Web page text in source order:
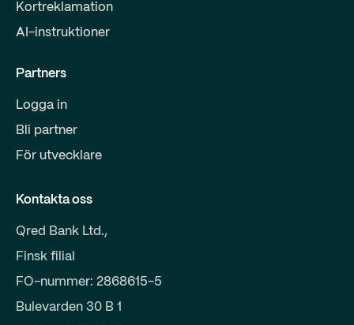
Kortreklamation
AI-instruktioner
Partners
Logga in
Bli partner
För utvecklare
Kontakta oss
Qred Bank Ltd.,
Finsk filial
FO-nummer: 2868615-5
Bulevarden 30 B 1